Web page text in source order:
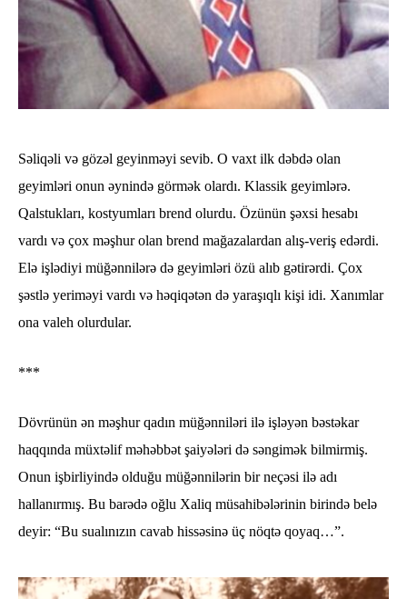
Səliqəli və gözəl geyinməyi sevib. O vaxt ilk dəbdə olan
geyimləri onun əynində görmək olardı. Klassik geyimlərə.
Qalstukları, kostyumları brend olurdu. Özünün şəxsi hesabı
vardı və çox məşhur olan brend mağazalardan alış-veriş edərdi.
Elə işlədiyi müğənnilərə də geyimləri özü alıb gətirərdi. Çox
şəstlə yeriməyi vardı və həqiqətən də yaraşıqlı kişi idi. Xanımlar
ona valeh olurdular.
***
Dövrünün ən məşhur qadın müğənniləri ilə işləyən bəstəkar
haqqında müxtəlif məhəbbət şaiyələri də səngimək bilmirmiş.
Onun işbirliyində olduğu müğənnilərin bir neçəsi ilə adı
hallanırmış. Bu barədə oğlu Xaliq müsahibələrinin birində belə
deyir: “Bu sualınızın cavab hissəsinə üç nöqtə qoyaq…”.